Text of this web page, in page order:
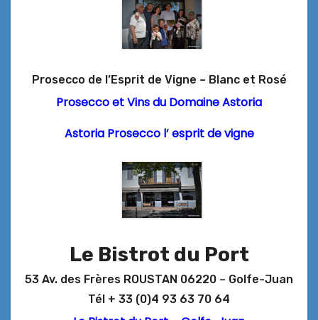
Prosecco de l’Esprit de Vigne – Blanc et Rosé
Prosecco et Vins du Domaine Astoria
Astoria Prosecco l’ esprit de vigne
Le Bistrot du Port
53 Av. des Frères ROUSTAN 06220 – Golfe-Juan
Tél + 33 (0)4 93 63 70 64